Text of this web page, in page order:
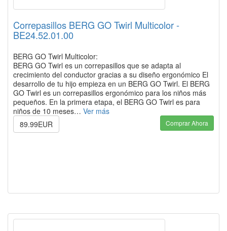
Correpasillos BERG GO Twirl Multicolor -
BE24.52.01.00
BERG GO Twirl Multicolor:
BERG GO Twirl es un correpasillos que se adapta al
crecimiento del conductor gracias a su diseño ergonómico El
desarrollo de tu hijo empieza en un BERG GO Twirl. El BERG
GO Twirl es un correpasillos ergonómico para los niños más
pequeños. En la primera etapa, el BERG GO Twirl es para
niños de 10 meses… Ver más
89.99EUR
Comprar Ahora